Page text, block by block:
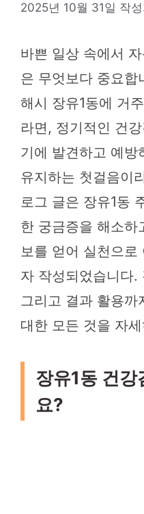
2025년 10월 31일 작
바쁜 일상 속에서
은 무엇보다 중요합
해시 장유1동에 거
라면, 정기적인 건
기에 발견하고 예방
유지하는 첫걸음이
로그 글은 장유1동
한 궁금증을 해소하
보를 얻어 실천으로
자 작성되었습니다.
그리고 결과 활용까
대한 모든 것을 자
장유1동 건강
요?